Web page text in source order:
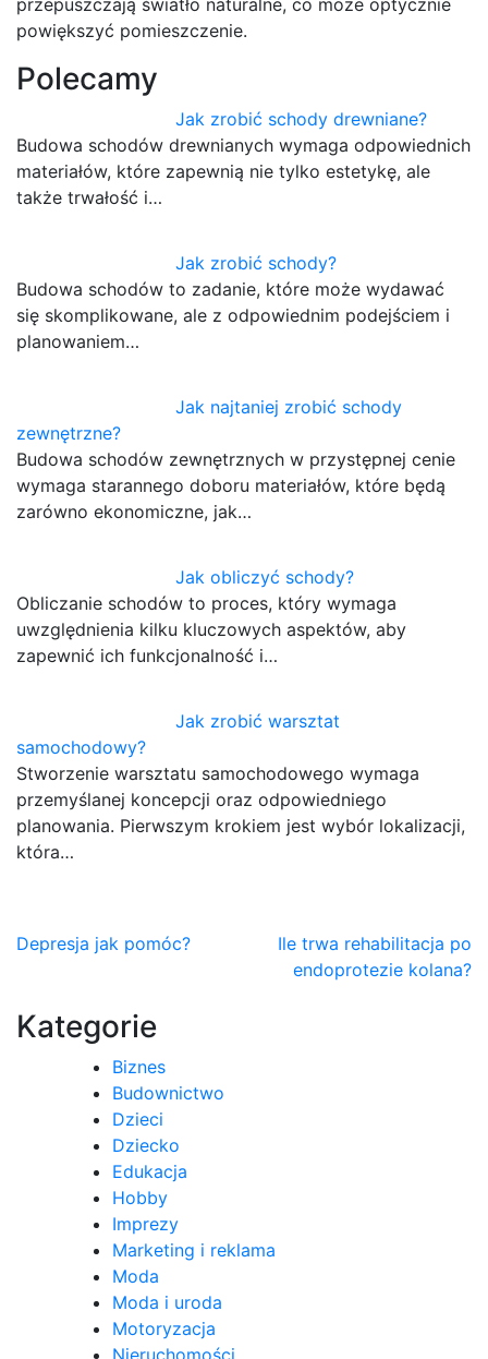
przepuszczają światło naturalne, co może optycznie
powiększyć pomieszczenie.
Polecamy
Jak zrobić schody drewniane?
Budowa schodów drewnianych wymaga odpowiednich
materiałów, które zapewnią nie tylko estetykę, ale
także trwałość i…
Jak zrobić schody?
Budowa schodów to zadanie, które może wydawać
się skomplikowane, ale z odpowiednim podejściem i
planowaniem…
Jak najtaniej zrobić schody
zewnętrzne?
Budowa schodów zewnętrznych w przystępnej cenie
wymaga starannego doboru materiałów, które będą
zarówno ekonomiczne, jak…
Jak obliczyć schody?
Obliczanie schodów to proces, który wymaga
uwzględnienia kilku kluczowych aspektów, aby
zapewnić ich funkcjonalność i…
Jak zrobić warsztat
samochodowy?
Stworzenie warsztatu samochodowego wymaga
przemyślanej koncepcji oraz odpowiedniego
planowania. Pierwszym krokiem jest wybór lokalizacji,
która…
Nawigacja
Depresja jak pomóc?
Ile trwa rehabilitacja po
endoprotezie kolana?
Kategorie
Biznes
Budownictwo
Dzieci
Dziecko
Edukacja
Hobby
Imprezy
Marketing i reklama
Moda
Moda i uroda
Motoryzacja